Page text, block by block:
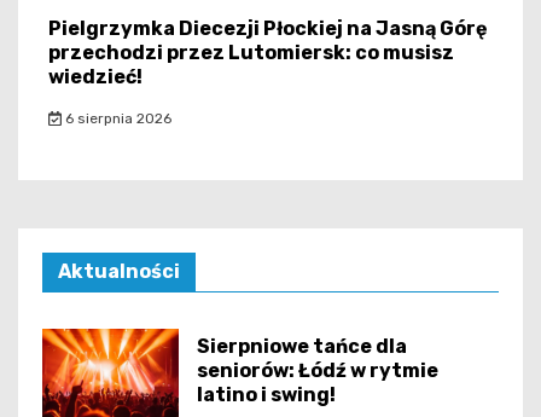
Pielgrzymka Diecezji Płockiej na Jasną Górę
przechodzi przez Lutomiersk: co musisz
wiedzieć!
6 sierpnia 2026
Aktualności
Sierpniowe tańce dla
seniorów: Łódź w rytmie
latino i swing!